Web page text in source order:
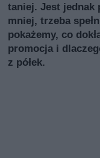
taniej. Jest jednak
mniej, trzeba
pokażemy, co
promocja i
z półek.